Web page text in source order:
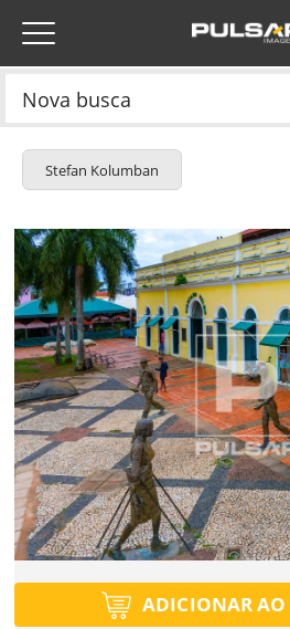
Stefan Kolumban
ADICIONAR AO
Título do projeto
Tipo de projeto
Códigos
Título do projeto
ENVIAR
Protegido por reCAPTCHA —
NÃO
SIM
Título do projeto
Tipo de projeto
Selecione
Utilização
Tamanho PR$ 57,00
Tamanho MR$ 114,00
Tamanho GR$ 171,00